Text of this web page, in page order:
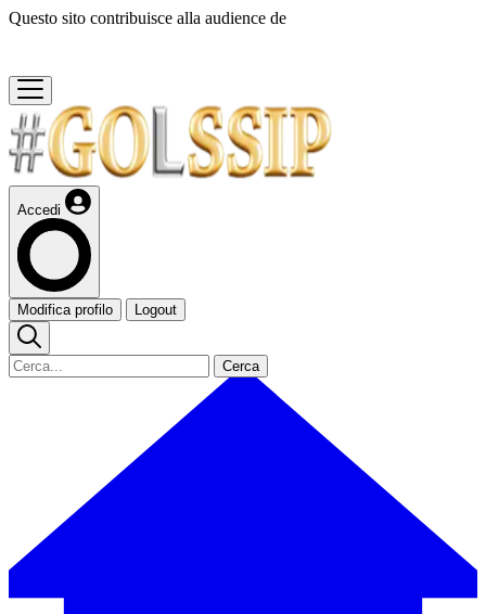
Questo sito contribuisce alla audience de
Accedi
Modifica profilo Logout
Cerca